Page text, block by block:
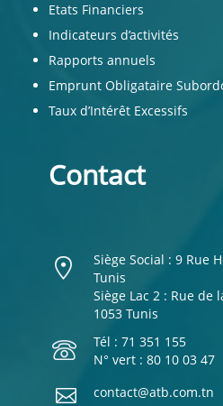
Etats Financiers
Indicateurs d’activités
Rapports annuels
Emprunt Obligataire
Taux d’Intérêt Excessifs
Contact
Siège Social : 9 Rue
Tunis
Siège Lac 2 : Rue de
1053 Tunis
Tél : 71 351 155
N° vert : 80 10 03 47
contact@atb.com.tn